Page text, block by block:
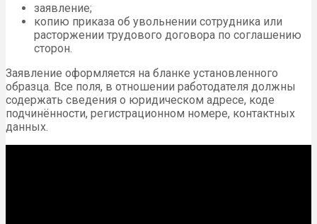
заявление;
копию приказа об увольнении сотрудника или
расторжении трудового договора по соглашению
сторон.
Заявление оформляется на бланке установленного
образца. Все поля, в отношении работодателя должны
содержать сведения о юридическом адресе, коде
подчинённости, регистрационном номере, контактных
данных.